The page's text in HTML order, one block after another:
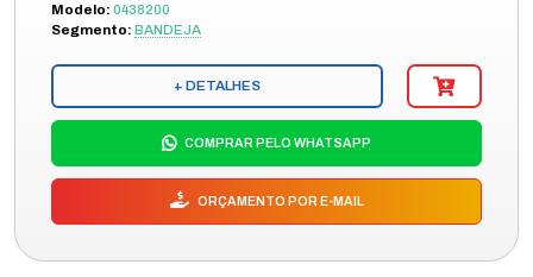
Modelo: 0438200
Segmento: BANDEJA
+ DETALHES
COMPRAR PELO WHATSAPP
ORÇAMENTO POR E-MAIL